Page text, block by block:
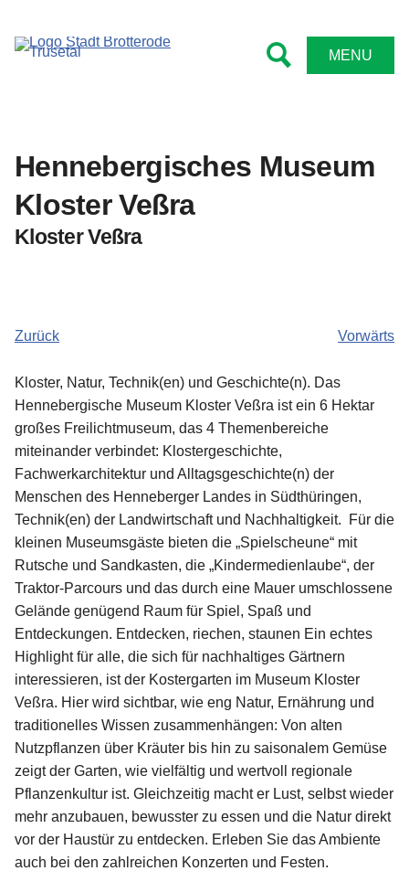
MENU
Hennebergisches Museum
Kloster Veßra
Kloster Veßra
Zurück Vorwärts
Kloster, Natur, Technik(en) und Geschichte(n). Das
Hennebergische Museum Kloster Veßra ist ein 6 Hektar
großes Freilichtmuseum, das 4 Themenbereiche
miteinander verbindet: Klostergeschichte,
Fachwerkarchitektur und Alltagsgeschichte(n) der
Menschen des Henneberger Landes in Südthüringen,
Technik(en) der Landwirtschaft und Nachhaltigkeit. Für die
kleinen Museumsgäste bieten die „Spielscheune“ mit
Rutsche und Sandkasten, die „Kindermedienlaube“, der
Traktor-Parcours und das durch eine Mauer umschlossene
Gelände genügend Raum für Spiel, Spaß und
Entdeckungen. Entdecken, riechen, staunen Ein echtes
Highlight für alle, die sich für nachhaltiges Gärtnern
interessieren, ist der Kostergarten im Museum Kloster
Veßra. Hier wird sichtbar, wie eng Natur, Ernährung und
traditionelles Wissen zusammenhängen: Von alten
Nutzpflanzen über Kräuter bis hin zu saisonalem Gemüse
zeigt der Garten, wie vielfältig und wertvoll regionale
Pflanzenkultur ist. Gleichzeitig macht er Lust, selbst wieder
mehr anzubauen, bewusster zu essen und die Natur direkt
vor der Haustür zu entdecken. Erleben Sie das Ambiente
auch bei den zahlreichen Konzerten und Festen.
Stadtrat
Satzungen
Niederschriften
Bekanntmachungen
Amtsblatt
Ausschreibungen
Stellenausschreibung
Wahlen
Schiedsstelle
Kontaktbereichsbeamter
Transparenzportal
Sportstätten
Bibliotheken
Kirche
Radwege
Wintersport
Gastronomie
Angebote
Ausflugsziele in der Region
Tourist-Informationen
Barrierefreiheitserklärung